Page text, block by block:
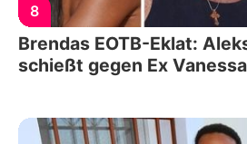
8
Brendas EOTB-Eklat:
schießt gegen Ex Vanessa